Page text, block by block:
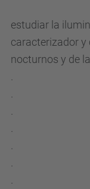
estudiar la
caracterizador y
nocturnos y de